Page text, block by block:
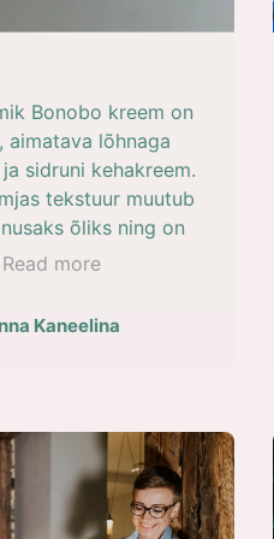
Bonobo kreem on
aimatava lõhnaga
sidruni kehakreem.
tekstuur muutub
õliks ning on
ülimalt niisutav
ka oma
kirjutada!
meie pere suured
lemmikud! :)
Read more
Kaneelina